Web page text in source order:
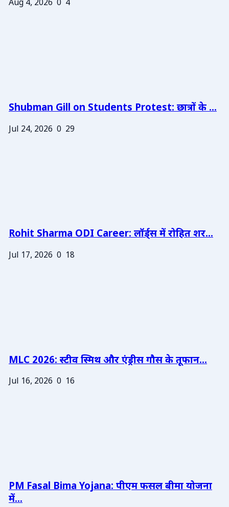
Aug 4, 2026 0 4
Shubman Gill on Students Protest: छात्रों के ...
Jul 24, 2026 0 29
Rohit Sharma ODI Career: लॉर्ड्स में रोहित शर...
Jul 17, 2026 0 18
MLC 2026: स्टीव स्मिथ और एंड्रीस गौस के तूफान...
Jul 16, 2026 0 16
PM Fasal Bima Yojana: पीएम फसल बीमा योजना
में...